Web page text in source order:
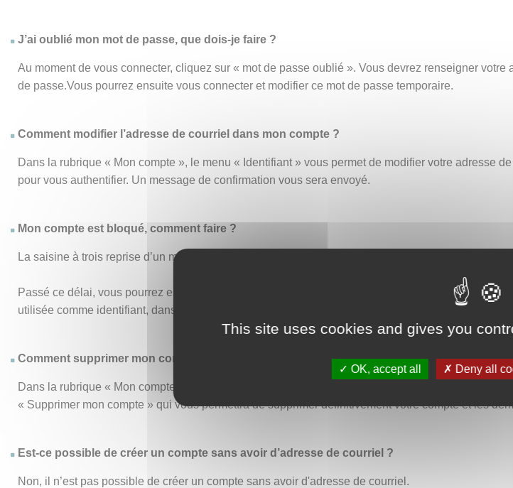
This site uses cookies and gives you
OK, accept all Deny all
J’ai oublié mon mot de passe, que dois-je faire ?
Au moment de vous connecter, cliquez sur « mot de passe oublié ». Vous devrez renseigner
de passe.Vous pourrez ensuite vous connecter et modifier ce mot de passe temporaire.
Comment modifier l’adresse de courriel dans mon compte ?
Dans la rubrique « Mon compte », le menu « Identifiant » vous permet de modifier votre adresse
pour vous authentifier. Un message de confirmation vous sera envoyé.
Mon compte est bloqué, comment faire ?
La saisine à trois reprise d’un mot de passe ou d’un identifiant erroné bloque automatiquement
Passé ce délai, vous pourrez essayer de vous connecter de nouveau ou demander la
utilisée comme identifiant, dans vos anciens accusés de réception par exemple, afin de vous
Comment supprimer mon compte ?
Dans la rubrique « Mon compte », le menu « Mon compte » vous permet de modifier toutes vos
« Supprimer mon compte » qui vous permettra de supprimer définitivement votre compte et les
Est-ce possible de créer un compte sans avoir d’adresse de courriel ?
Non, il n’est pas possible de créer un compte sans avoir d'adresse de courriel.